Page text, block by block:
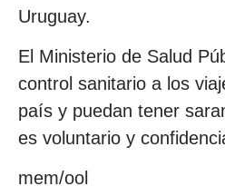
Uruguay.
El Ministerio de Salud
control sanitario a los
país y puedan tener
es voluntario y
mem/ool